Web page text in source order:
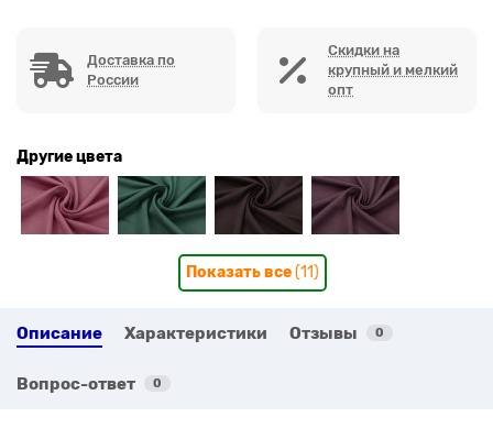
Доставка по
России
Скидки на
крупный и мелкий
опт
Другие цвета
Показать все(11)
Описание Характеристики Отзывы 0
Вопрос-ответ 0